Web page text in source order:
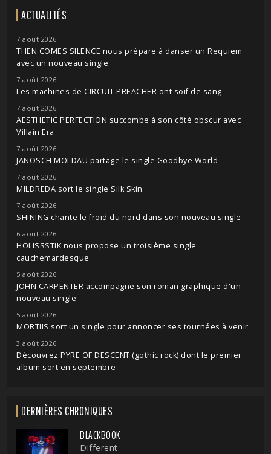
ACTUALITÉS
7 août 2026
THEN COMES SILENCE nous prépare à danser un Requiem
avec un nouveau single
7 août 2026
Les machines de CIRCUIT PREACHER ont soif de sang
7 août 2026
AESTHETIC PERFECTION succombe à son côté obscur avec
Villain Era
7 août 2026
JANOSCH MOLDAU partage le single Goodbye World
7 août 2026
MILDREDA sort le single Silk Skin
7 août 2026
SHINING chante le froid du nord dans son nouveau single
6 août 2026
HOLISSSTIK nous propose un troisième single
cauchemardesque
5 août 2026
JOHN CARPENTER accompagne son roman graphique d'un
nouveau single
5 août 2026
MORTIIS sort un single pour annoncer ses tournées à venir
3 août 2026
Découvrez PYRE OF DESCENT (gothic rock) dont le premier
album sort en septembre
DERNIÈRES CHRONIQUES
BLACKBOOK
Different